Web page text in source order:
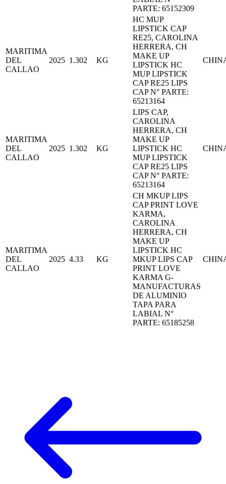
PARTE: 65152309
MARITIMA
DEL
CALLAO
2025 1.302 KG
HC MUP
LIPSTICK CAP
RE25, CAROLINA
HERRERA, CH
MAKE UP
LIPSTICK HC
MUP LIPSTICK
CAP RE25 LIPS
CAP N° PARTE:
65213164
MARITIMA
DEL
CALLAO
2025 1.302 KG
LIPS CAP,
CAROLINA
HERRERA, CH
MAKE UP
LIPSTICK HC
MUP LIPSTICK
CAP RE25 LIPS
CAP N° PARTE:
65213164
MARITIMA
DEL
CALLAO
2025 4.33 KG
CH MKUP LIPS
CAP PRINT LOVE
KARMA,
CAROLINA
HERRERA, CH
MAKE UP
LIPSTICK HC
MKUP LIPS CAP
PRINT LOVE
KARMA G-
MANUFACTURAS
DE ALUMINIO
TAPA PARA
LABIAL N°
PARTE: 65185258